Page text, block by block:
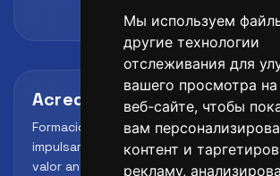
Мы используем
другие технологии
отслеживания для
вашего просмотра
веб-сайте, чтобы
вам
контент и
рекламу,
Acreditaciones y alianzas
Formación, metodología y
impulsar el perfil profesional del alumno
valor ante clubes, academias y